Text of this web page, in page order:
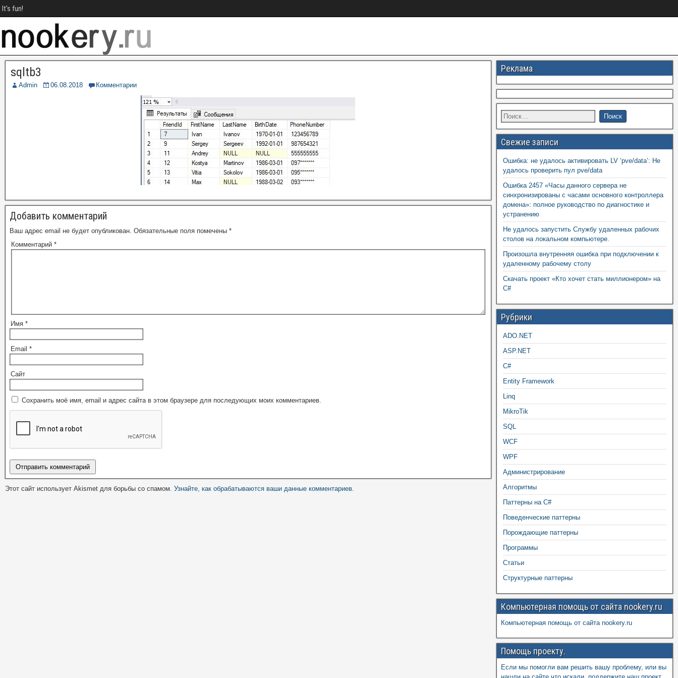
It's fun!
sqltb3
Admin 06.08.2018 Комментарии
Добавить комментарий
Ваш адрес email не будет опубликован. Обязательные поля помечены *
Комментарий *
Имя *
Email *
Сайт
Сохранить моё имя, email и адрес сайта в этом браузере для последующих моих комментариев.
Этот сайт использует Akismet для борьбы со спамом. Узнайте, как обрабатываются ваши данные комментариев.
Реклама
Свежие записи
Ошибка: не удалось активировать LV ‘pve/data’: Не
удалось проверить пул pve/data
Ошибка 2457 «Часы данного сервера не
синхронизированы с часами основного контроллера
домена»: полное руководство по диагностике и
устранению
Не удалось запустить Службу удаленных рабочих
столов на локальном компьютере.
Произошла внутренняя ошибка при подключении к
удаленному рабочему столу
Скачать проект «Кто хочет стать миллионером» на
C#
Рубрики
ADO.NET
ASP.NET
C#
Entity Framework
Linq
MikroTik
SQL
WCF
WPF
Администрирование
Алгоритмы
Паттерны на C#
Поведенческие паттерны
Порождающие паттерны
Программы
Статьи
Структурные паттерны
Компьютерная помощь от сайта nookery.ru
Компьютерная помощь от сайта nookery.ru
Помощь проекту.
Если мы помогли вам решить вашу проблему, или вы